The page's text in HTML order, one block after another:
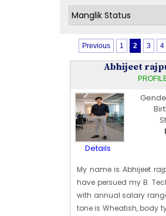
Previous 1 2 3 4
Abhijeet
Details
My name is Abhijeet
have persued my B.
with annual salary
tone is Wheatish, body